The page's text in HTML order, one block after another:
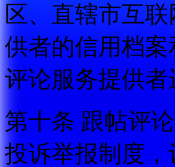
区、直辖市互
供者的信用档
评论服务提供
第十条 跟帖评
投诉举报制度